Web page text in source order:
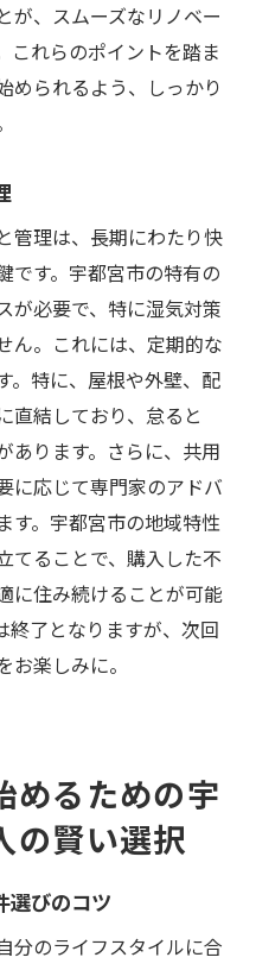
が、スムーズなリノベー
これらのポイントを踏ま
められるよう、しっかり
管理は、長期にわたり快
です。宇都宮市の特有の
が必要で、特に湿気対策
ん。これには、定期的な
。特に、屋根や外壁、配
直結しており、怠ると
あります。さらに、共用
に応じて専門家のアドバ
す。宇都宮市の地域特性
てることで、購入した不
に住み続けることが可能
終了となりますが、次回
楽しみに。
めるための宇
の賢い選択
選びのコツ
分のライフスタイルに合